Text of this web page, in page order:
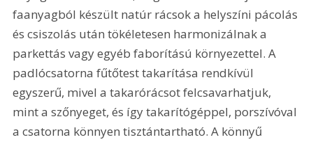
faanyagból készült natúr rácsok a helyszíni pácolás
és csiszolás után tökéletesen harmonizálnak a
parkettás vagy egyéb faborítású környezettel. A
padlócsatorna fűtőtest takarítása rendkívül
egyszerű, mivel a takarórácsot felcsavarhatjuk,
mint a szőnyeget, és így takarítógéppel, porszívóval
a csatorna könnyen tisztántartható. A könnyű